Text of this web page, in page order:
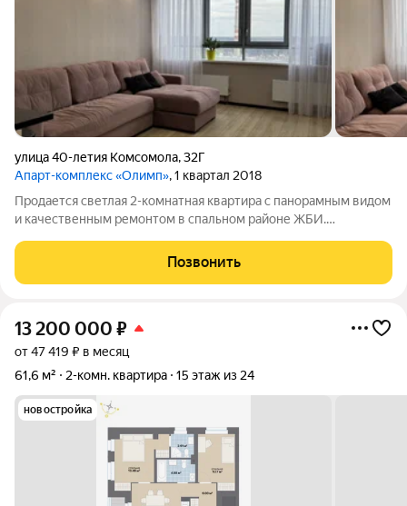
улица 40-летия Комсомола,32Г
Апарт-комплекс «Олимп», 1 квартал 2018
Продается светлая 2-комнатная квартира с панорамным видом
и качественным ремонтом в спальном районе ЖБИ.
мебель, техника, остаются. Есть большая гардеробная и
лоджия. О квартире: Просторная
Позвонить
13 200 000 ₽
от 47 419 ₽ в месяц
61,6 м²
2-комн. квартира 15 этаж из 24
новостройка